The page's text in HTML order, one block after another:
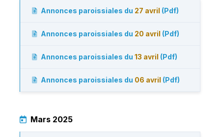
Annonces paroissiales du 27 avril (Pdf)
Annonces paroissiales du 20 avril (Pdf)
Annonces paroissiales du 13 avril (Pdf)
Annonces paroissiales du 06 avril (Pdf)
Mars 2025